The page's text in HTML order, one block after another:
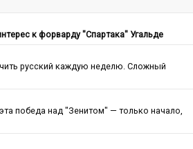
к форварду "Спартака" Угальде
русский каждую неделю. Сложный
победа над "Зенитом" — только начало,